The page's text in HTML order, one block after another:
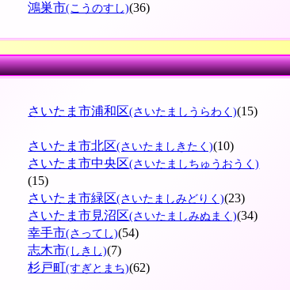
鴻巣市(こうのすし)(36)
さいたま市浦和区(さいたましうらわく)(15)
さいたま市北区(さいたましきたく)(10)
さいたま市中央区(さいたましちゅうおうく)
(15)
さいたま市緑区(さいたましみどりく)(23)
さいたま市見沼区(さいたましみぬまく)(34)
幸手市(さってし)(54)
志木市(しきし)(7)
杉戸町(すぎとまち)(62)